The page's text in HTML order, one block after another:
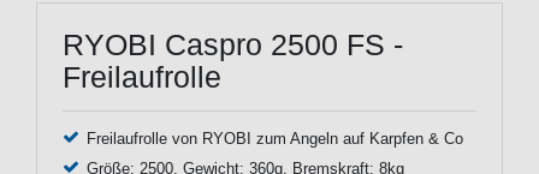
RYOBI Caspro 2500 FS -
Freilaufrolle
Freilaufrolle von RYOBI zum Angeln auf Karpfen & Co
Größe: 2500, Gewicht: 360g, Bremskraft: 8kg